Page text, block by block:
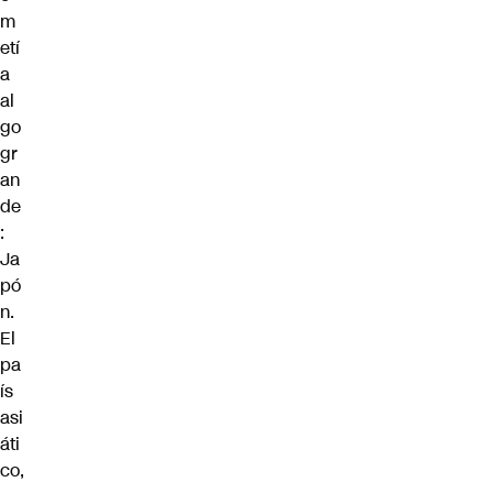
m
etí
a
al
go
gr
an
de
:
Ja
pó
n.
El
pa
ís
asi
áti
co,